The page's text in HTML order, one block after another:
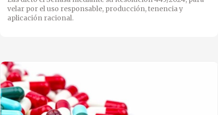
velar por el uso responsable, producción, tenencia y
aplicación racional.